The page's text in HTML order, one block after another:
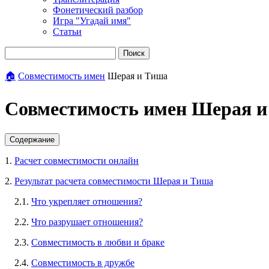
Фонетический разбор
Игра "Угадай имя"
Статьи
Поиск
🏠 Совместимость имен Шерая и Тиша
Совместимость имен Шерая
Содержание
1. Расчет совместимости онлайн
2. Результат расчета совместимости Шерая и Тиша
2.1. Что укрепляет отношения?
2.2. Что разрушает отношения?
2.3. Совместимость в любви и браке
2.4. Совместимость в дружбе